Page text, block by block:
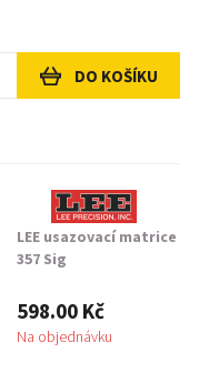
DO KOŠÍKU
LEE usazovací matrice
357 Sig
598.00 Kč
Na objednávku